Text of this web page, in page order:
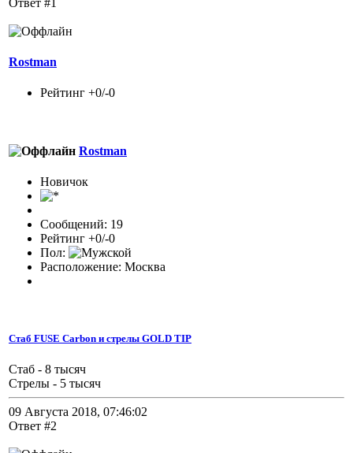
Rostman
Рейтинг +0/-0
Rostman
Новичок
Сообщений: 19
Рейтинг +0/-0
Пол:
Расположение: Москва
Стаб FUSE Carbon и стрелы GOLD TIP
Стаб - 8 тысяч
Стрелы - 5 тысяч
09 Августа 2018, 07:46:02
Ответ #2